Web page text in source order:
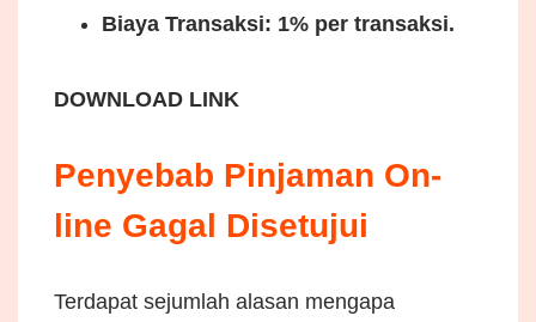
Biaya Transaksi: 1% per transaksi.
DOWNLOAD LINK
Penyebab Pinjaman On-
line Gagal Disetujui
Terdapat sejumlah alasan mengapa